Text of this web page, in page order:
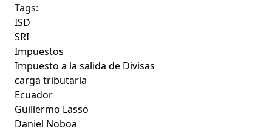
Tags:
ISD
SRI
Impuestos
Impuesto a la salida de Divisas
carga tributaria
Ecuador
Guillermo Lasso
Daniel Noboa